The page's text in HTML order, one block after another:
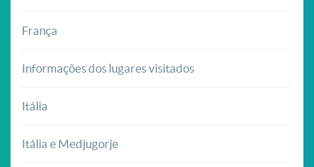
França
Informações dos lugares visitados
Itália
Itália e Medjugorje